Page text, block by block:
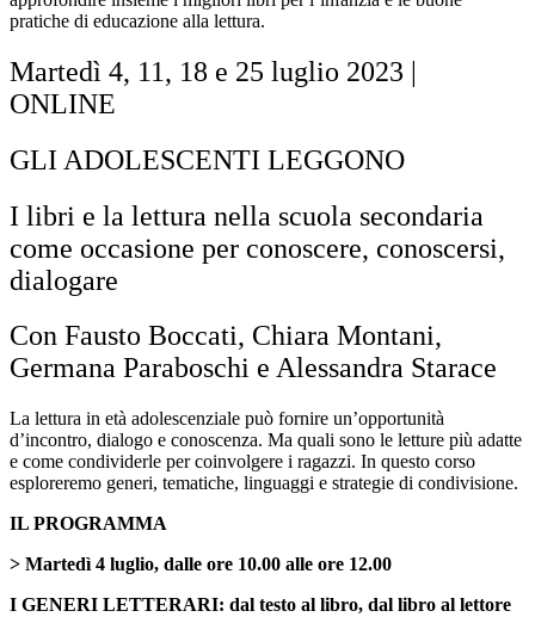
pratiche di educazione alla lettura.
Martedì 4, 11, 18 e 25 luglio 2023 |
ONLINE
GLI ADOLESCENTI LEGGONO
I libri e la lettura nella scuola secondaria
come occasione per conoscere, conoscersi,
dialogare
Con Fausto Boccati, Chiara Montani,
Germana Paraboschi e Alessandra Starace
La lettura in età adolescenziale può fornire un’opportunità
d’incontro, dialogo e conoscenza. Ma quali sono le letture più adatte
e come condividerle per coinvolgere i ragazzi. In questo corso
esploreremo generi, tematiche, linguaggi e strategie di condivisione.
IL PROGRAMMA
> Martedì 4 luglio, dalle ore 10.00 alle ore 12.00
I GENERI LETTERARI: dal testo al libro, dal libro al lettore